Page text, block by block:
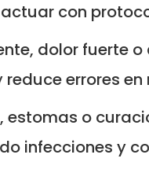
con
dolor fuerte
errores
estomas o
infecciones y